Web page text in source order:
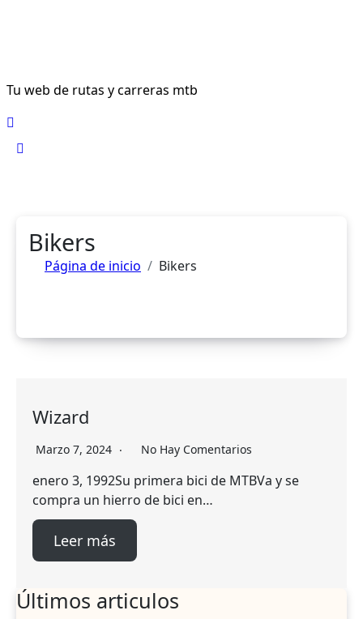
Tu web de rutas y carreras mtb
Bikers
Página de inicio Bikers
Wizard
Marzo 7, 2024 No Hay Comentarios
enero 3, 1992Su primera bici de MTBVa y se
compra un hierro de bici en…
Leer más
Últimos articulos